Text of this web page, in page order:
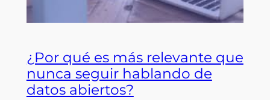
¿Por qué es más relevante que
nunca seguir hablando de
datos abiertos?